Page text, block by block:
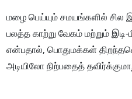
மழை பெய்யும் சமயங்களில் சில
பலத்த காற்று வேகம் மற்றும்
என்பதால், பொதுமக்கள்
அடியிலோ நிற்பதைத்